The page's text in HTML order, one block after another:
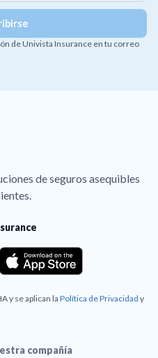
de Univista Insurance en tu correo
de seguros asequibles
y se aplican la Política de Privacidad y
compañía